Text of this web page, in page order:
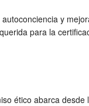
y
para la
ético abarca